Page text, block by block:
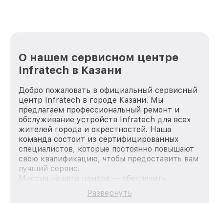
О нашем сервисном центре
Infratech в Казани
Добро пожаловать в официальный сервисный
центр Infratech в городе Казани. Мы
предлагаем профессиональный ремонт и
обслуживание устройств Infratech для всех
жителей города и окрестностей. Наша
команда состоит из сертифицированных
специалистов, которые постоянно повышают
свою квалификацию, чтобы предоставить вам
лучший сервис.
Миссия нашего центра — обеспечить
качественный и доступный ремонт для
каждого пользователя продукции Infratech,
Развернуть